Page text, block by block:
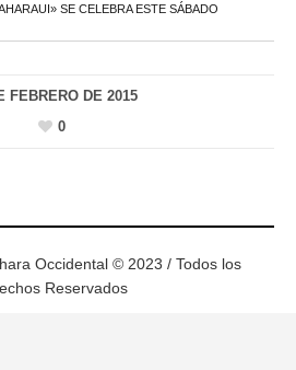
SE CELEBRA ESTE SÁBADO
FEBRERO DE 2015
0
Occidental © 2023 / Todos los
Reservados